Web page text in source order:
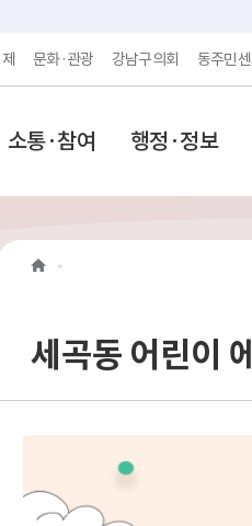
문화·관광 강남구의회 동주민
소통·참여 행정·정보
세곡동 어린이